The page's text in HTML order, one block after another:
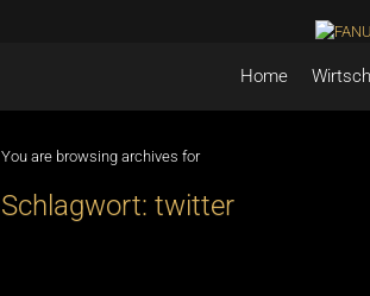
Home
You are browsing archives for
Schlagwort: twitter